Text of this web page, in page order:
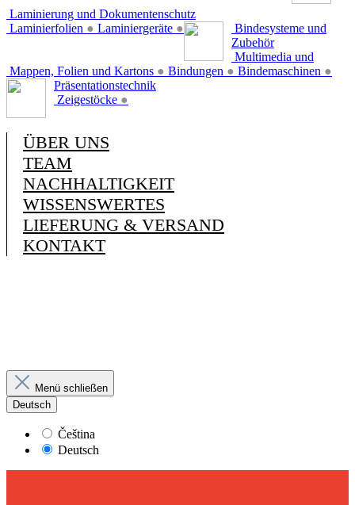
Laminierung und Dokumentenschutz
Laminierfolien ● Laminiergeräte ●
Bindesysteme und
Zubehör
Mappen, Folien und Kartons ● Bindungen ● Bindemaschinen ●
Multimedia und
Präsentationstechnik
Zeigestöcke ●
ÜBER UNS
TEAM
NACHHALTIGKEIT
WISSENSWERTES
LIEFERUNG & VERSAND
KONTAKT
Menü schließen
Deutsch
Čeština
Deutsch